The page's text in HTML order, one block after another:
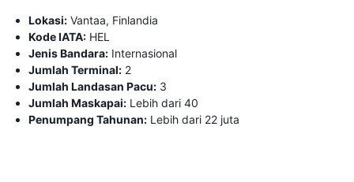
Lokasi: Vantaa, Finlandia
Kode IATA: HEL
Jenis Bandara: Internasional
Jumlah Terminal: 2
Jumlah Landasan Pacu: 3
Jumlah Maskapai: Lebih dari 40
Penumpang Tahunan: Lebih dari 22 juta